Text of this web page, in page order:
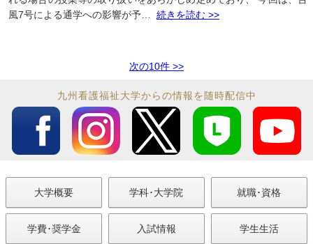
風7号による通学への影響が予…
続きを読む >>
次の10件 >>
九州看護福祉大学からの情報を随時配信中
大学概要 学科･大学院 就職･資格
学費･奨学金 入試情報 学生生活